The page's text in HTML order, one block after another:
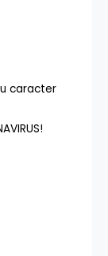
caracter